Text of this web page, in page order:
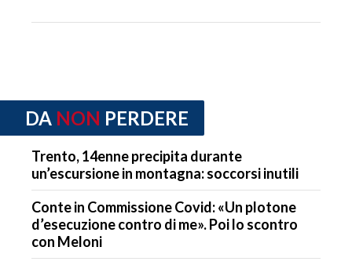
DA NON PERDERE
Trento, 14enne precipita durante
un’escursione in montagna: soccorsi inutili
Conte in Commissione Covid: «Un plotone
d’esecuzione contro di me». Poi lo scontro
con Meloni